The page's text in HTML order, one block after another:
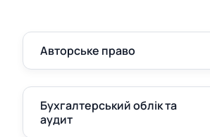
Авторське право
Бухгалтерський облік та
аудит